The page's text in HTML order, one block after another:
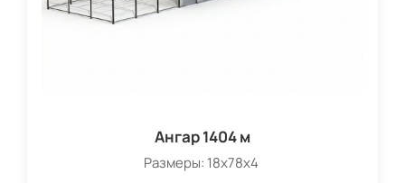
Ангар 1404 м
Размеры: 18х78х4